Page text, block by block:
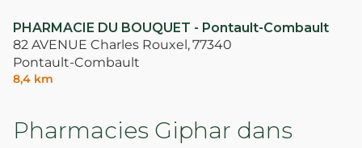
PHARMACIE DU BOUQUET - Pontault-Combault
82 AVENUE Charles Rouxel,77340
Pontault-Combault
8,4 km
Pharmacies Giphar dans